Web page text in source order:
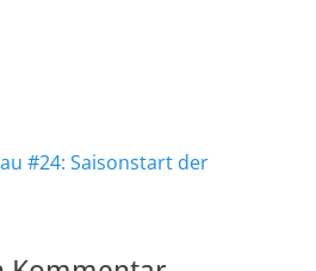
#24: Saisonstart der